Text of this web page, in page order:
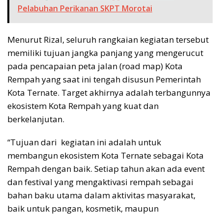
Pelabuhan Perikanan SKPT Morotai
Menurut Rizal, seluruh rangkaian kegiatan tersebut
memiliki tujuan jangka panjang yang mengerucut
pada pencapaian peta jalan (road map) Kota
Rempah yang saat ini tengah disusun Pemerintah
Kota Ternate. Target akhirnya adalah terbangunnya
ekosistem Kota Rempah yang kuat dan
berkelanjutan.
“Tujuan dari kegiatan ini adalah untuk
membangun ekosistem Kota Ternate sebagai Kota
Rempah dengan baik. Setiap tahun akan ada event
dan festival yang mengaktivasi rempah sebagai
bahan baku utama dalam aktivitas masyarakat,
baik untuk pangan, kosmetik, maupun